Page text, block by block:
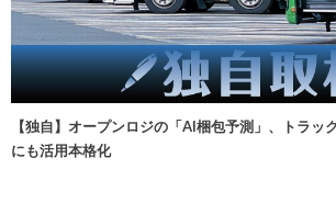
【独自】オープンロジの「AI梱包予測」、トラッ
にも活用本格化